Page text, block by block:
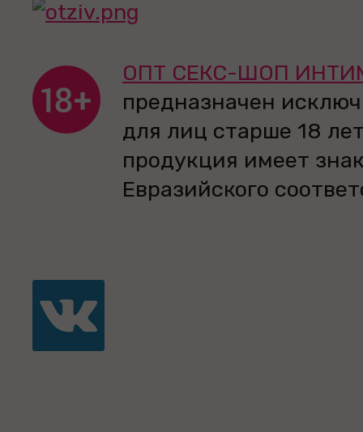
ОПТ СЕКС-ШОП
предназначен
для лиц старше 18
продукция имеет
Евразийского